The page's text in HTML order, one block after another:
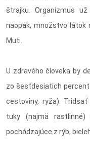
štrajku. Organizmus
naopak, množstvo látok
Muti.
U zdravého človeka by
zo šesťdesiatich percent
cestoviny, ryža).
tuky (najmä
pochádzajúce z rýb,